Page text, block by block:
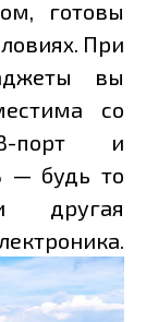
готовы
При
вы
со
порт и
— будь то
другая